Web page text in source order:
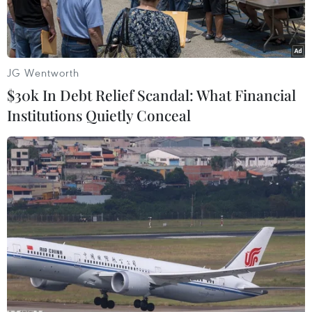
Ảnh minh họa. (Ảnh: Nguyễn Dũng/TTXVN)
Ngày 23/5, Chủ tịch Ủy ban Nhân dân tỉnh Lâm
Đồng Trần Văn Hiệp đã ký ban hành văn bản số
4464/Ủy ban Nhân dân-ĐC1 về việc tách thửa
đất, hợp thửa đất trên địa bàn toàn tỉnh với nội
dung chấm dứt hiệu lực của các văn bản trước
JG Wentworth
$30k In Debt Relief Scandal: What Financial
Institutions Quietly Conceal